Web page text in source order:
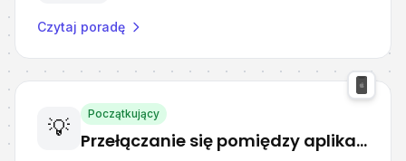
Czytaj poradę
💡
Początkujący
Przełączanie się pomiędzy aplikacjami w iOS